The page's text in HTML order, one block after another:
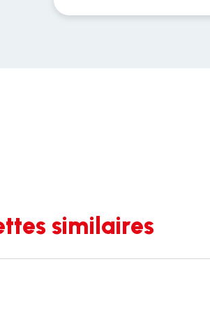
similaires